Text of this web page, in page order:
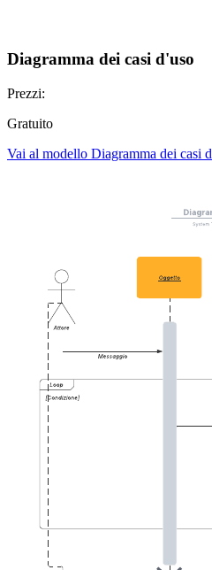
Diagramma dei casi d'uso
Prezzi:
Gratuito
Vai al modello Diagramma dei casi